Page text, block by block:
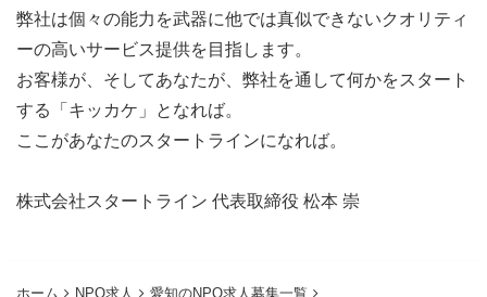
弊社は個々の能力を武器に他では真似できないクオリティ
ーの高いサービス提供を目指します。
お客様が、そしてあなたが、弊社を通して何かをスタート
する「キッカケ」となれば。
ここがあなたのスタートラインになれば。
株式会社スタートライン 代表取締役 松本 崇
ホーム NPO求人 愛知のNPO求人募集一覧